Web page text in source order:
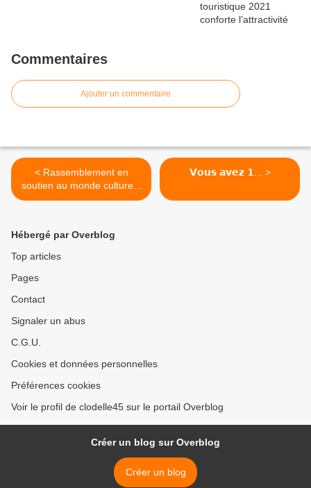
Commentaires
Ajouter un commentaire
< Rassemblement en
soutien au monde culturel -
Parvis du Théâtre d'Orléans
𝗩𝗼𝘂𝘀 𝗮𝘃𝗲𝘇 𝟭... >
Hébergé par Overblog
Top articles
Pages
Contact
Signaler un abus
C.G.U.
Cookies et données personnelles
Préférences cookies
Voir le profil de clodelle45 sur le portail Overblog
Créer un blog sur Overblog
Créer un blog